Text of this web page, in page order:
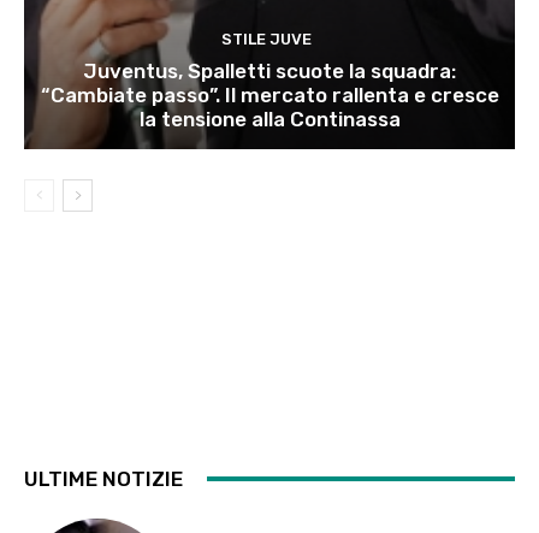
STILE JUVE
Juventus, Spalletti scuote la squadra:
“Cambiate passo”. Il mercato rallenta e cresce
la tensione alla Continassa
ULTIME NOTIZIE